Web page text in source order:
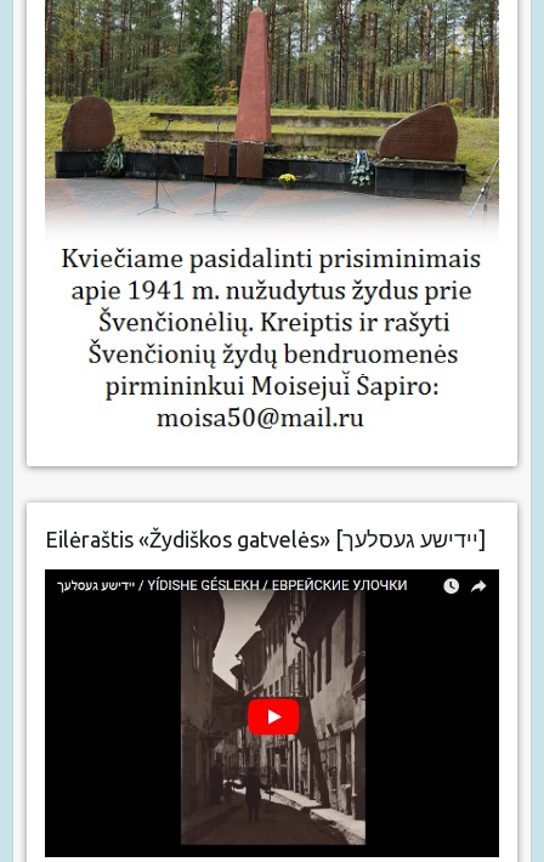
Eilėraštis «Žydiškos gatvelės» [יידישע געסלעך]